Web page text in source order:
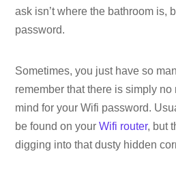
ask isn’t where the bathroom is,
password.
Sometimes, you just have so
remember that there is simply
mind for your Wifi password.
be found on yourWifi router, but
digging into that dusty hidden